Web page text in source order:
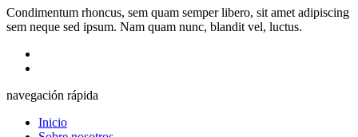
Condimentum rhoncus, sem quam semper libero, sit amet adipiscing
sem neque sed ipsum. Nam quam nunc, blandit vel, luctus.
navegación rápida
Inicio